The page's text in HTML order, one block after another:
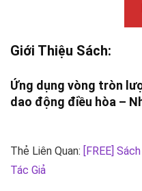
Giới Thiệu Sách:
Ứng dụng vòng tròn
dao động điều hòa –
Thẻ Liên Quan: [FREE]
Tác Giả